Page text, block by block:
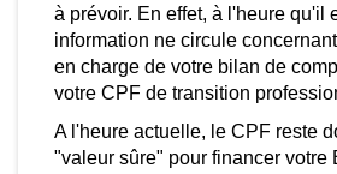
à prévoir. En effet, à l'heure qu'il
information ne circule
en charge de votre bilan de
votre CPF de transition
A l'heure actuelle, le CPF reste
"valeur sûre" pour financer votre
période de "transition" de quelques
En effet, à l'heure qu'il est, aucune
ne circule concernant le début
charge de votre bilan de compétences
CPF de transition professionnelle.
actuelle, le CPF reste donc la seule